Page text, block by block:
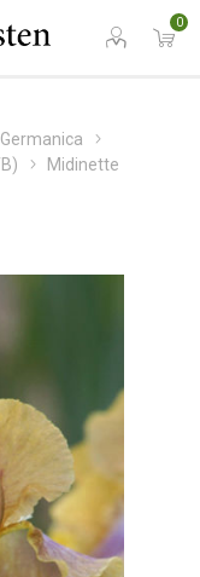
0
Germanica
Midinette